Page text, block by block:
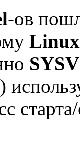
-ов
Linux
)